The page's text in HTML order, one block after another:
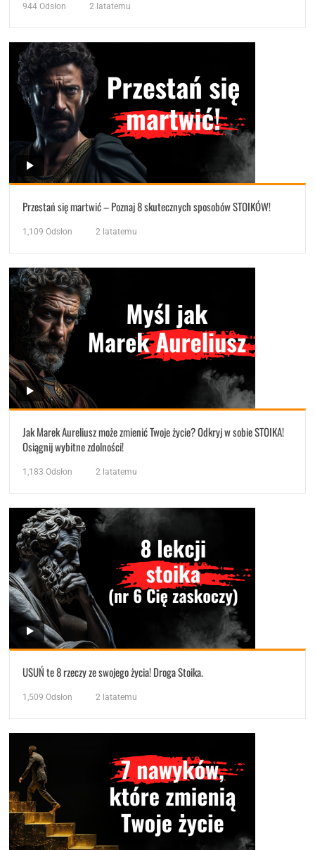
944 Odsłon 2 latatemu
Przestań się martwić – Poznaj 8 skutecznych sposobów STOIKÓW!
1,109 Odsłon 2 latatemu
Jak Marek Aureliusz może zmienić Twoje życie? Odkryj w sobie STOIKA!
Osiągnij wybitne zdolności!
1,183 Odsłon 2 latatemu
USUŃ te 8 rzeczy ze swojego życia! Droga Stoika.
1,509 Odsłon 2 latatemu